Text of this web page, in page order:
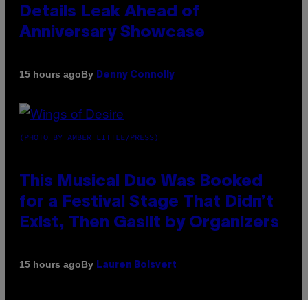
Details Leak Ahead of
Anniversary Showcase
15 hours agoBy Denny Connolly
(PHOTO BY AMBER LITTLE/PRESS)
This Musical Duo Was Booked
for a Festival Stage That Didn’t
Exist, Then Gaslit by Organizers
15 hours agoBy Lauren Boisvert